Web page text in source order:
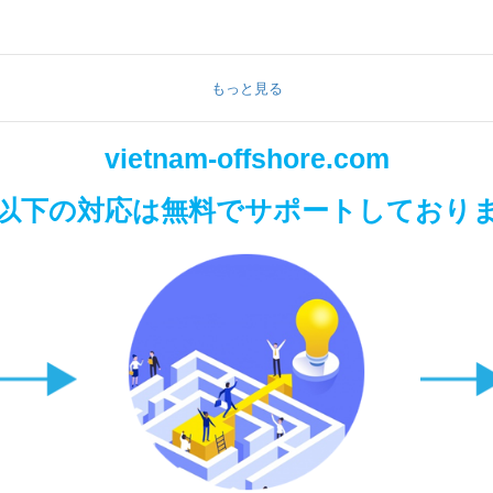
もっと見る
vietnam-offshore.com
下の対応は無料でサポートしており